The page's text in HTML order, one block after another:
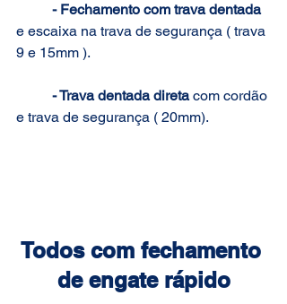
- Fechamento com trava dentada
e escaixa na trava de segurança ( trava
9 e 15mm ).
- Trava dentada direta com cordão
e trava de segurança ( 20mm).
Todos com fechamento
de engate rápido